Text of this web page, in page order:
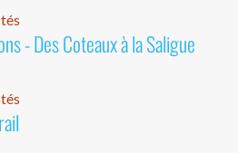
- Des Coteaux à la Saligue